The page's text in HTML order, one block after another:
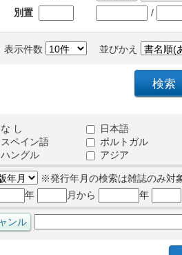
別置 /
表示件数 並びかえ
な し
日本語
スペイン語
ポルトガル
ハングル
アジア
※発行年月の検索は雑誌のみ対
年
月から 年